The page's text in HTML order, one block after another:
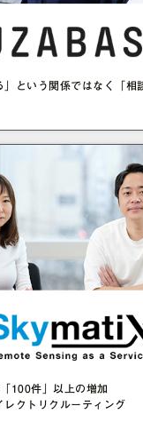
」という関係ではなく「相
100件」以上の増加
レクトリクルーティング